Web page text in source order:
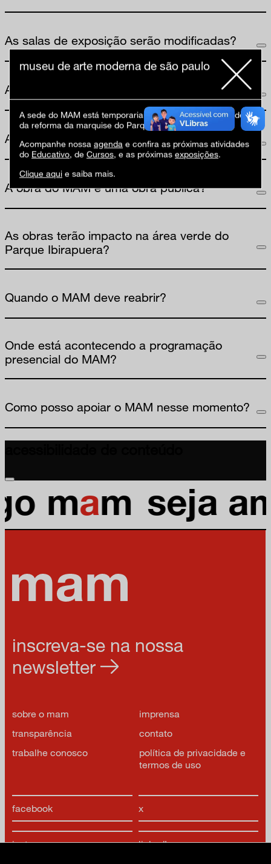
As salas de exposição serão modificadas?
A arquitetura original será alterada?
A obra é do MAM ou da Marquise?
A obra do MAM é uma obra pública?
As obras terão impacto na área verde do
Parque Ibirapuera?
Quando o MAM deve reabrir?
Onde está acontecendo a programação
presencial do MAM?
Como posso apoiar o MAM nesse momento?
mam seja
facebook x
instagram linkedIn
inscreva-se na nossa
newsletter
sobre o mam
imprensa
transparência
contato
trabalhe conosco
política de privacidade e
termos de uso
museu de arte moderna de são paulo
A sede do MAM está temporariamente fechada em virtude
da reforma da marquise do Parque Ibirapuera.
Acompanhe nossa agenda e confira as próximas atividades
do Educativo, de Cursos, e as próximas exposições.
Clique aqui e saiba mais.